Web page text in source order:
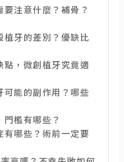
注意什麼？補骨？
植牙的差別？優缺比
點，微創植牙究竟適
可能的副作用？哪些
檻有哪些？
有哪些？術前一定要